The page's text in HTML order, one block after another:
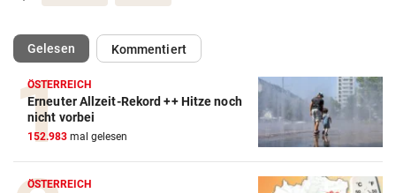
Gelesen(ausgewählt)Kommentiert
ÖSTERREICH
Erneuter Allzeit-Rekord ++ Hitze noch
nicht vorbei
152.983 mal gelesen
ÖSTERREICH